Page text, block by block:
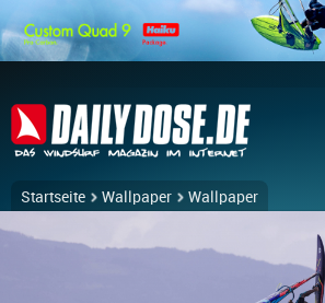
Startseite Wallpaper Wallpaper